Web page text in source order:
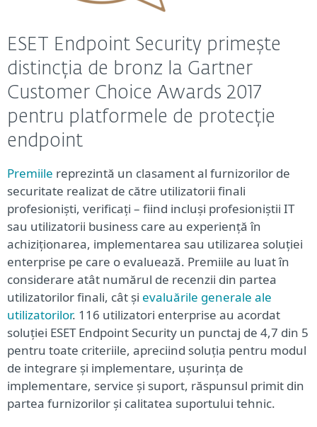
ESET Endpoint Security primește
distincția de bronz la Gartner
Customer Choice Awards 2017
pentru platformele de protecție
endpoint
Premiile reprezintă un clasament al furnizorilor de
securitate realizat de către utilizatorii finali
profesioniști, verificați – fiind incluși profesioniștii IT
sau utilizatorii business care au experiență în
achiziționarea, implementarea sau utilizarea soluției
enterprise pe care o evaluează. Premiile au luat în
considerare atât numărul de recenzii din partea
utilizatorilor finali, cât și evaluările generale ale
utilizatorilor. 116 utilizatori enterprise au acordat
soluției ESET Endpoint Security un punctaj de 4,7 din 5
pentru toate criteriile, apreciind soluția pentru modul
de integrare și implementare, ușurința de
implementare, service și suport, răspunsul primit din
partea furnizorilor și calitatea suportului tehnic.